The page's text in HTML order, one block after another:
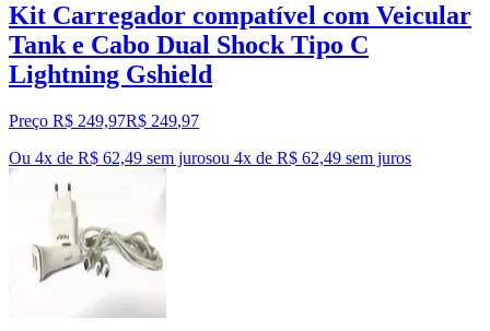
Kit Carregador compatível com Veicular
Tank e Cabo Dual Shock Tipo C
Lightning Gshield
Preço R$ 249,97R$ 249,97
Ou 4x de R$ 62,49 sem jurosou 4x de R$ 62,49 sem juros